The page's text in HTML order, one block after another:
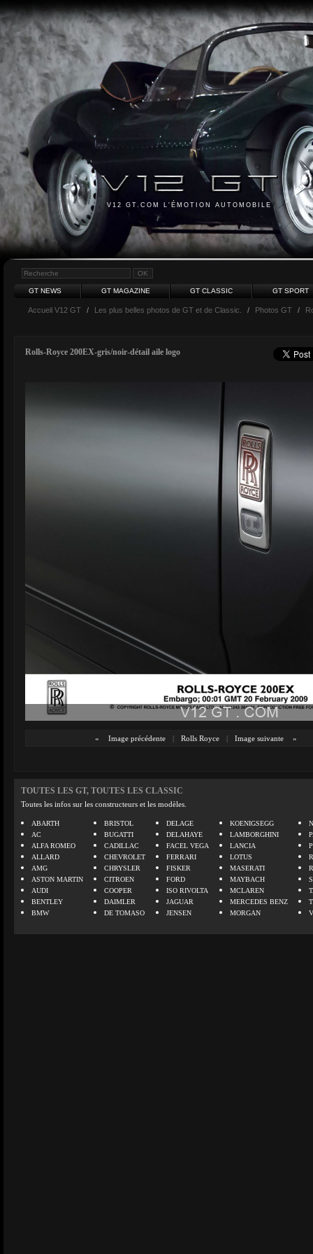
V12 GT.COM L'ÉMOTION AUTOMOBILE
GT NEWS GT MAGAZINE GT CLASSIC GT SPORT
Accueil V12 GT / Les plus belles photos de GT et de Classic. / Photos GT /
Rolls-Royce 200EX-gris/noir-détail aile logo
« Image précédente | Rolls Royce | Image suivante »
TOUTES LES GT, TOUTES LES CLASSIC
Toutes les infos sur les constructeurs et les modèles.
ABARTH
AC
ALFA ROMEO
ALLARD
AMG
ASTON MARTIN
AUDI
BENTLEY
BMW
BRISTOL
BUGATTI
CADILLAC
CHEVROLET
CHRYSLER
CITROEN
COOPER
DAIMLER
DE TOMASO
DELAGE
DELAHAYE
FACEL VEGA
FERRARI
FISKER
FORD
ISO RIVOLTA
JAGUAR
JENSEN
KOENIGSEGG
LAMBORGHINI
LANCIA
LOTUS
MASERATI
MAYBACH
MCLAREN
MERCEDES BENZ
MORGAN